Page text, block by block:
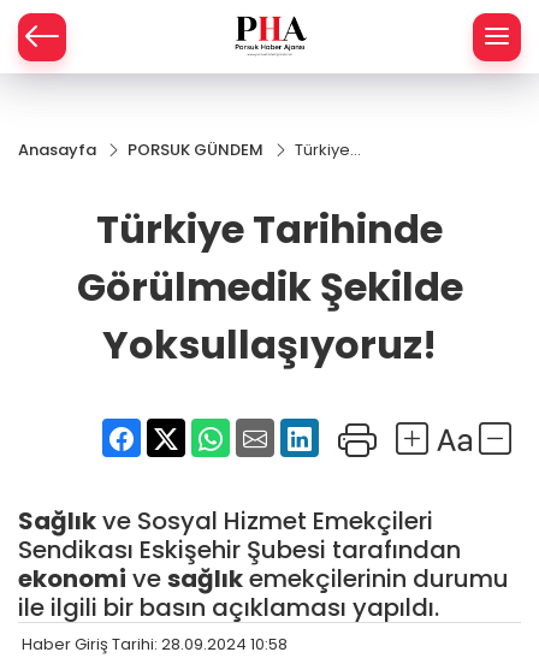
Anasayfa PORSUK GÜNDEM
Türkiye
Şekilde
Yoksullaşıyoruz!
Türkiye Tarihinde
Görülmedik Şekilde
Yoksullaşıyoruz!
Sağlıkve Sosyal Hizmet Emekçileri
Sendikası Eskişehir Şubesi tarafından
ekonomi vesağlıkemekçilerinin durumu
ile ilgili bir basın açıklaması yapıldı.
Haber Giriş Tarihi: 28.09.2024 10:58